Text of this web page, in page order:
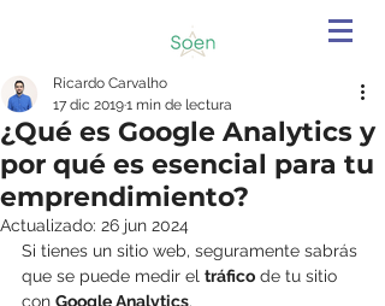
¿Qué es Google Analytics y
por qué es esencial para tu
emprendimiento?
Ricardo Carvalho
17 dic 20191 min de lectura
Actualizado: 26 jun 2024
Si tienes un sitio web, seguramente sabrás
que se puede medir el tráfico de tu sitio
con Google Analytics.